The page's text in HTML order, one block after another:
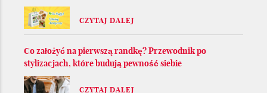
CZYTAJ DALEJ
Co założyć na pierwszą randkę? Przewodnik po
stylizacjach, które budują pewność siebie
CZYTAJ DALEJ